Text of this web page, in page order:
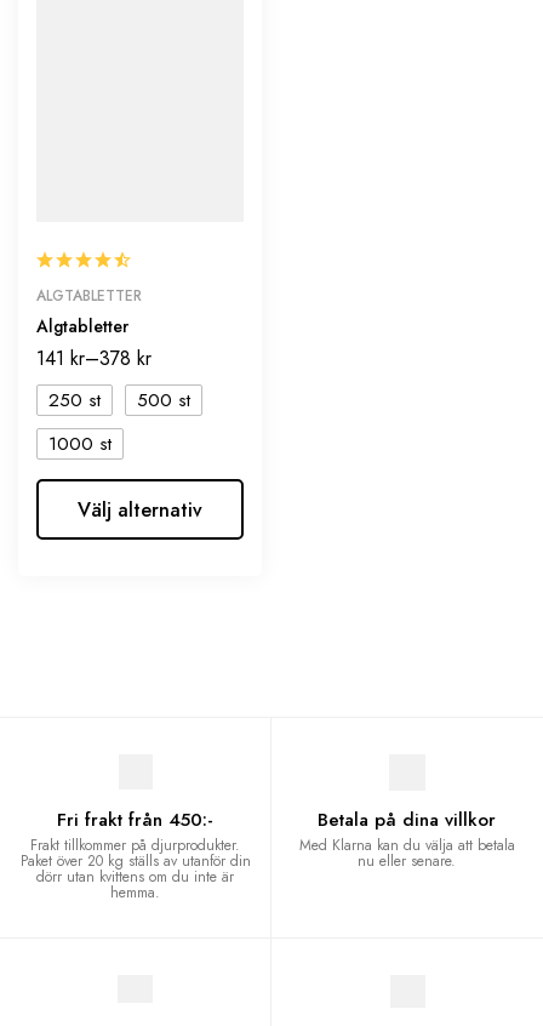
ALGTABLETTER
Algtabletter
141 kr–378 kr
250 st
500 st
1000 st
Välj alternativ
Fri frakt från 450:-
Frakt tillkommer på djurprodukter.
Paket över 20 kg ställs av utanför din
dörr utan kvittens om du inte är
hemma.
Betala på dina villkor
Med Klarna kan du välja att betala
nu eller senare.